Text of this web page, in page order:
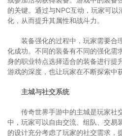
的关键。通过与NPC互动，玩家可以
化，从而提升其属性和战斗力。
装备强化的过程中，玩家需要合
化成功。不同的装备有不同的强化需
身的职业特点选择适合的装备进行提
游戏的深度，也让玩家在不断探索中
主城与社交系统
传奇世界手游中的主城是玩家社
中，玩家可以自由交流、组队、交易
的设计充分考虑了玩家的社交需求，